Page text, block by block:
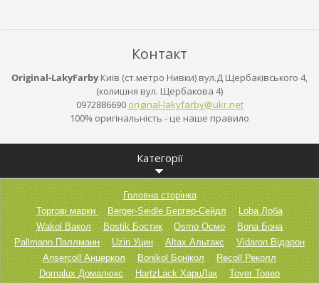
Контакт
Original-LakyFarby Київ (ст.метро Нивки) вул.Д Щербаківського 4,
(колишня вул. Щербакова 4)
0972886690 original-lakyfarby@ukr.net
100% оригінальність - це наше правило
Категорії
Головна сторінка
Торгові марки
Berger-Seidle Бергер-Сейдл
Loba Лоба
Wakol Вакол
Bostik Бостик Osmo Осмо
Bona Бона
Pallmann Паллманн
Uzin Уцин Altax Альтакс
Vidaron Відарон
Ansercoll Анцеркол
Bonikol Бонікол
Recoll Реколл
Domalux Домалюкс
HartzLack ХарцЛак
Tover Товер